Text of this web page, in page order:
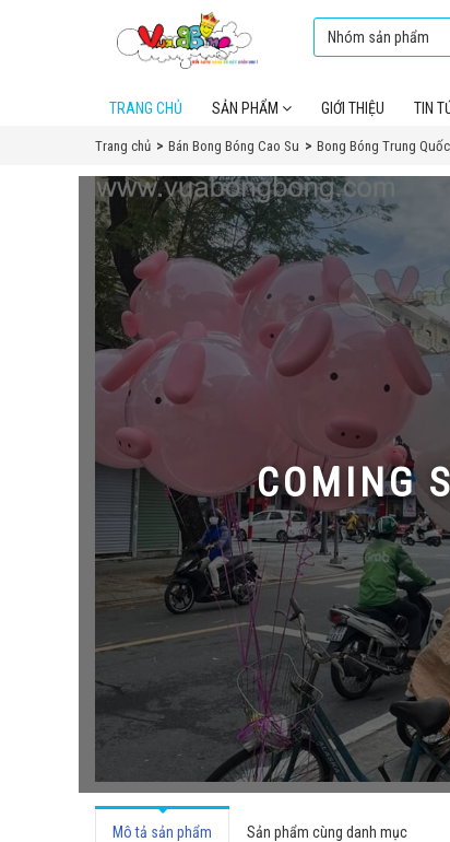
Nhóm sản phẩm
TRANG CHỦ SẢN PHẨM GIỚI THIỆU TIN
Trang chủ Bán Bong Bóng Cao Su Bong Bóng Trung Quốc
COMING
Mô tả sản phẩm Sản phẩm cùng danh mục